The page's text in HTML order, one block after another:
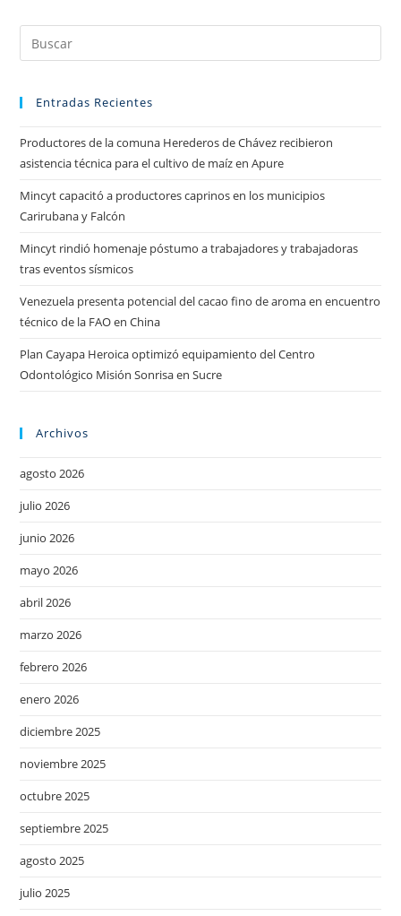
Entradas Recientes
Productores de la comuna Herederos de Chávez recibieron
asistencia técnica para el cultivo de maíz en Apure
Mincyt capacitó a productores caprinos en los municipios
Carirubana y Falcón
Mincyt rindió homenaje póstumo a trabajadores y trabajadoras
tras eventos sísmicos
Venezuela presenta potencial del cacao fino de aroma en encuentro
técnico de la FAO en China
Plan Cayapa Heroica optimizó equipamiento del Centro
Odontológico Misión Sonrisa en Sucre
Archivos
agosto 2026
julio 2026
junio 2026
mayo 2026
abril 2026
marzo 2026
febrero 2026
enero 2026
diciembre 2025
noviembre 2025
octubre 2025
septiembre 2025
agosto 2025
julio 2025